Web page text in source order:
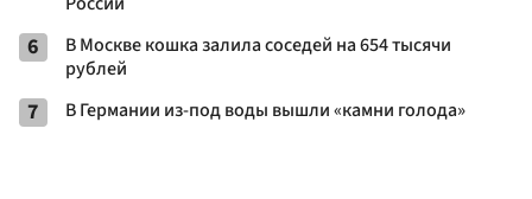
6
В Москве кошка залила соседей на 654 тысячи
рублей
7 В Германии из-под воды вышли «камни голода»